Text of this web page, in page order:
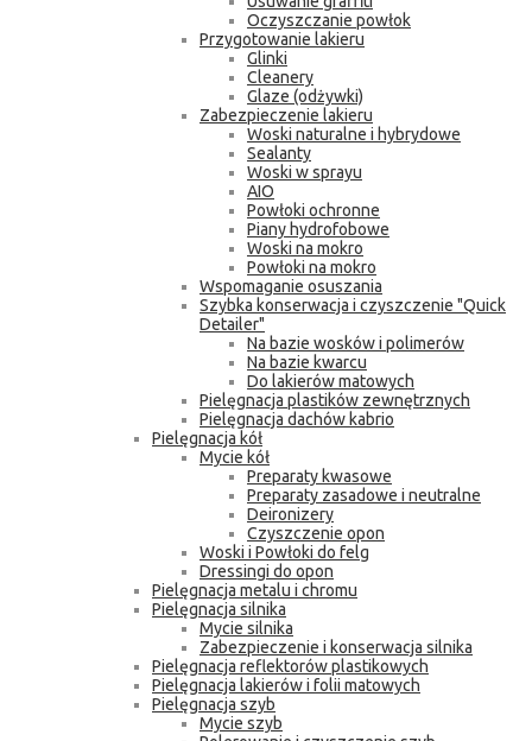
Oczyszczanie powłok
Przygotowanie lakieru
Glinki
Cleanery
Glaze (odżywki)
Zabezpieczenie lakieru
Woski naturalne i hybrydowe
Sealanty
Woski w sprayu
AIO
Powłoki ochronne
Piany hydrofobowe
Woski na mokro
Powłoki na mokro
Wspomaganie osuszania
Szybka konserwacja i czyszczenie "Quick
Detailer"
Na bazie wosków i polimerów
Na bazie kwarcu
Do lakierów matowych
Pielęgnacja plastików zewnętrznych
Pielęgnacja dachów kabrio
Pielęgnacja kół
Mycie kół
Preparaty kwasowe
Preparaty zasadowe i neutralne
Deironizery
Czyszczenie opon
Woski i Powłoki do felg
Dressingi do opon
Pielęgnacja metalu i chromu
Pielęgnacja silnika
Mycie silnika
Zabezpieczenie i konserwacja silnika
Pielęgnacja reflektorów plastikowych
Pielęgnacja lakierów i folii matowych
Pielęgnacja szyb
Mycie szyb